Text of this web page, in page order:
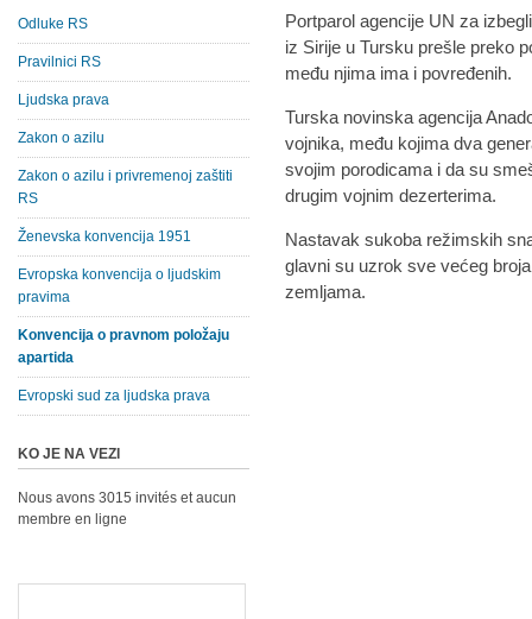
Portparol agencije UN za
iz Sirije u Tursku prešle preko
među njima ima i povređenih.
Turska novinska agencija
vojnika, među kojima dva
svojim porodicama i da su
drugim vojnim dezerterima.
Nastavak sukoba režimskih
glavni su uzrok sve većeg
zemljama.
Odluke RS
Pravilnici RS
Ljudska prava
Zakon o azilu
Zakon o azilu i privremenoj zaštiti
RS
Ženevska konvencija 1951
Evropska konvencija o ljudskim
pravima
Konvencija o pravnom položaju
apartida
Evropski sud za ljudska prava
KO JE NA VEZI
Nous avons 3015 invités et aucun
membre en ligne